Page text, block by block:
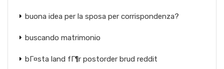
buona idea per la sposa per corrispondenza?
buscando matrimonio
bГ¤sta land fГ¶r postorder brud reddit